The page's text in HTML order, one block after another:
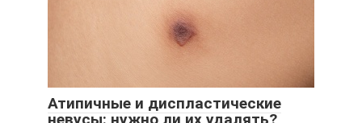
Атипичные и диспластические